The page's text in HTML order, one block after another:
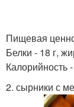
Пищевая
Белки - 18 г,
Калорийность
2. сырники с